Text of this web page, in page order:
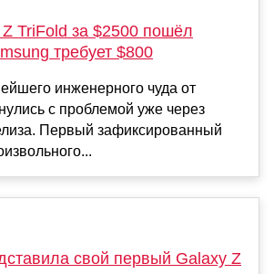
TriFold за $2500 пошёл
требует $800
инженерного чуда от
с проблемой уже через
Первый зафиксированный
свой первый Galaxy Z